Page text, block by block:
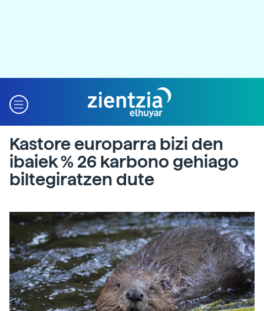
Kastore europarra bizi den
ibaiek % 26 karbono gehiago
biltegiratzen dute